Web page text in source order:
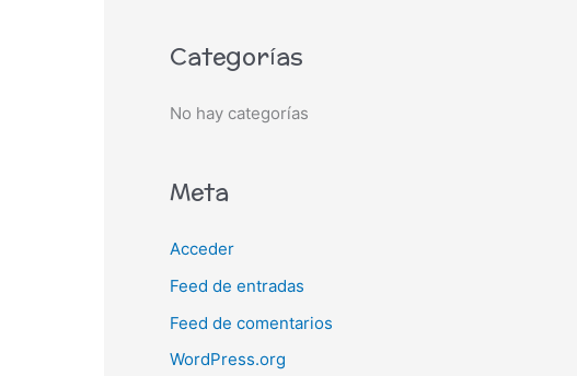
:
Categorías
No hay categorías
Meta
Acceder
Feed de entradas
Feed de comentarios
WordPress.org